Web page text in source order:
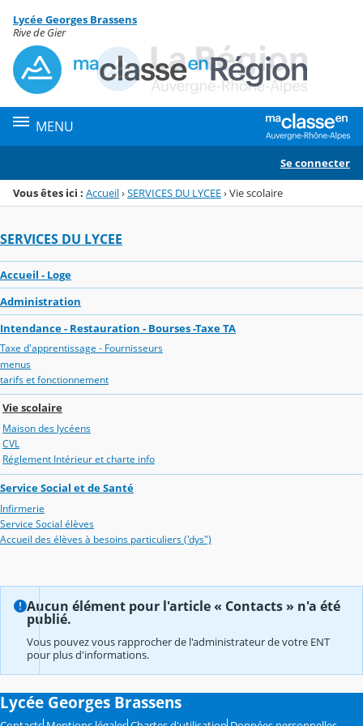
Menu de la rubrique
Contenu
Lycée Georges Brassens
Rive de Gier
MENU
Se connecter
Vous êtes ici : Accueil›SERVICES DU LYCEE›Vie scolaire
SERVICES DU LYCEE
Accueil - Loge
Administration
Intendance - Restauration - Bourses -Taxe TA
Taxe d'apprentissage - Fournisseurs
menus
tarifs et fonctionnement
Vie scolaire
Maison des lycéens
CVL
Réglement Intérieur et charte info
Service Social et de Santé
Infirmerie
Service Social élèves
Accueil des élèves à besoins particuliers ('dys")
Aucun élément pour l'article « Contacts » n'a été
publié.
Vous pouvez vous rapprocher de l'administrateur de votre ENT
pour plus d'informations.
Lycée Georges Brassens